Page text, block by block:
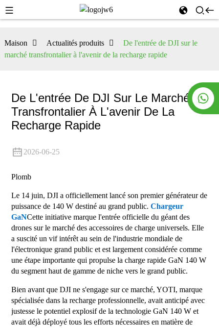
Maison Actualités produits
De l'entrée de DJI sur le
marché transfrontalier à l'avenir de la recharge rapide
De L'entrée De DJI Sur Le Marché
Transfrontalier À L'avenir De La
Recharge Rapide
2026-06-25
Plomb
Le 14 juin, DJI a officiellement lancé son premier générateur de
puissance de 140 W destiné au grand public. Chargeur
GaNCette initiative marque l'entrée officielle du géant des
drones sur le marché des accessoires de charge universels. Elle
a suscité un vif intérêt au sein de l'industrie mondiale de
l'électronique grand public et est largement considérée comme
une étape importante qui propulse la charge rapide GaN 140 W
du segment haut de gamme de niche vers le grand public.
Bien avant que DJI ne s'engage sur ce marché, YOTI, marque
spécialisée dans la recharge professionnelle, avait anticipé avec
justesse le potentiel explosif de la technologie GaN 140 W et
avait déjà déployé tous les efforts nécessaires en matière de